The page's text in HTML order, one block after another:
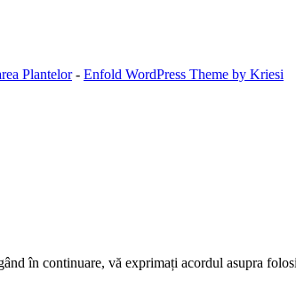
Plantelor- Enfold WordPress Theme by Kriesi
în continuare, vă exprimați acordul asupra